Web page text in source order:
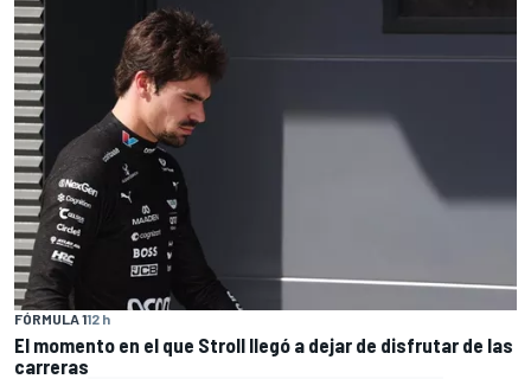
FÓRMULA 112 h
El momento en el que Stroll llegó a dejar de disfrutar de las
carreras